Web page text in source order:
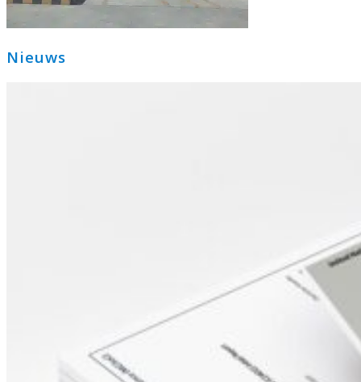
Primaire
Nieuws